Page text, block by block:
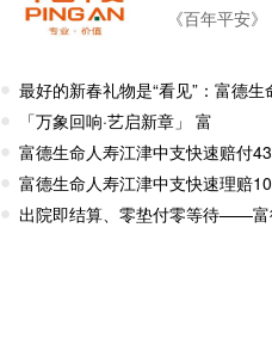
《百年平安》
最好的新春礼物是“看见”：富德生
「万象回响·艺启新章」 富
富德生命人寿江津中支快速赔付
富德生命人寿江津中支快速理赔
出院即结算、零垫付零等待——富